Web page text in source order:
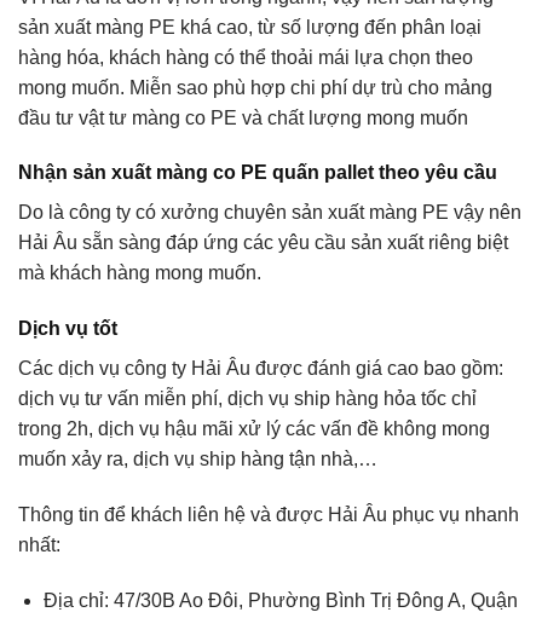
sản xuất màng PE khá cao, từ số lượng đến phân loại
hàng hóa, khách hàng có thể thoải mái lựa chọn theo
mong muốn. Miễn sao phù hợp chi phí dự trù cho mảng
đầu tư vật tư màng co PE và chất lượng mong muốn
Nhận sản xuất màng co PE quấn pallet theo yêu cầu
Do là công ty có xưởng chuyên sản xuất màng PE vậy nên
Hải Âu sẵn sàng đáp ứng các yêu cầu sản xuất riêng biệt
mà khách hàng mong muốn.
Dịch vụ tốt
Các dịch vụ công ty Hải Âu được đánh giá cao bao gồm:
dịch vụ tư vấn miễn phí, dịch vụ ship hàng hỏa tốc chỉ
trong 2h, dịch vụ hậu mãi xử lý các vấn đề không mong
muốn xảy ra, dịch vụ ship hàng tận nhà,…
Thông tin để khách liên hệ và được Hải Âu phục vụ nhanh
nhất:
Địa chỉ: 47/30B Ao Đôi, Phường Bình Trị Đông A, Quận